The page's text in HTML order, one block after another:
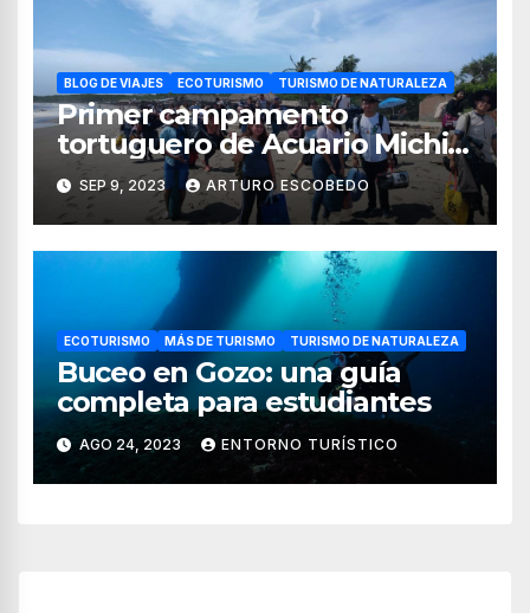
BLOG DE VIAJES ECOTURISMO TURISMO DE NATURALEZA
Primer campamento
tortuguero de Acuario Michin;
crónica de un proyecto de
conservación
SEP 9, 2023 ARTURO ESCOBEDO
ECOTURISMO MÁS DE TURISMO TURISMO DE NATURALEZA
Buceo en Gozo: una guía
completa para estudiantes
AGO 24, 2023 ENTORNO TURÍSTICO